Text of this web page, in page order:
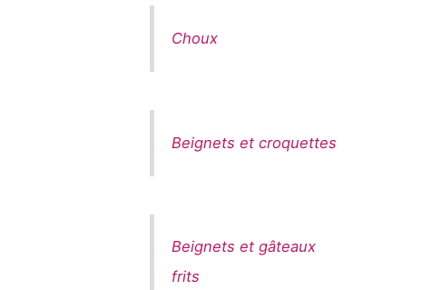
Choux
Beignets et croquettes
Beignets et gâteaux
frits